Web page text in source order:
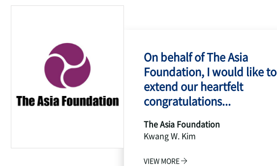
On behalf of The Asia
Foundation, I would like to
extend our heartfelt
congratulations...
The Asia Foundation
Kwang W. Kim
VIEW MORE